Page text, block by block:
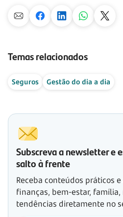
Temas relacionados
Seguros Gestão do dia a dia
Subscreva a newsletter e
salto à frente
Receba conteúdos práticos
finanças, bem-estar, família,
tendências diretamente no